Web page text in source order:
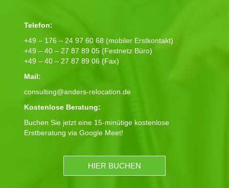
Telefon:
+49 – 176 – 24 97 60 68 (mobiler Erstkontakt)
+49 – 40 – 27 87 89 05 (Festnetz Büro)
+49 – 40 – 27 87 89 06 (Fax)
Mail:
consulting@anders-relocation.de
Kostenlose Beratung:
Buchen Sie jetzt eine 15-minütige kostenlose
Erstberatung via Google Meet!
HIER BUCHEN